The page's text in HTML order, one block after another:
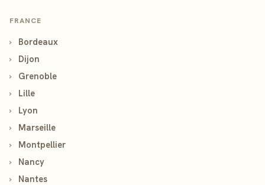
FRANCE
›
Bordeaux
›
Dijon
›
Grenoble
›
Lille
›
Lyon
›
Marseille
›
Montpellier
›
Nancy
›
Nantes